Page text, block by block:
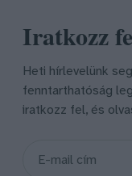
Iratkozz
Heti hírlevelünk
fenntarthatóság
iratkozz fel, és